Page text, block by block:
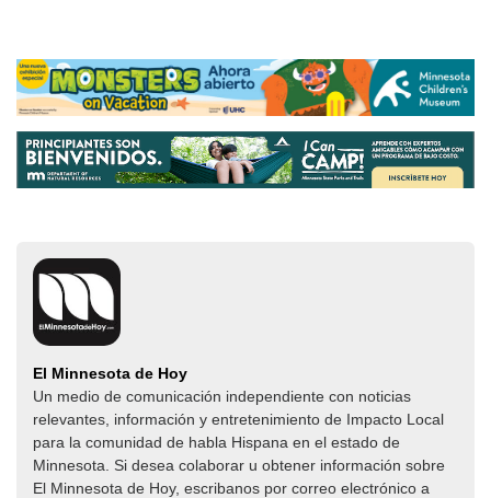
El Minnesota de Hoy
Un medio de comunicación independiente con noticias
relevantes, información y entretenimiento de Impacto Local​​
para la comunidad de habla Hispana en el estado de
Minnesota. Si desea colaborar u obtener información sobre
El Minnesota de Hoy, escribanos por correo electrónico a